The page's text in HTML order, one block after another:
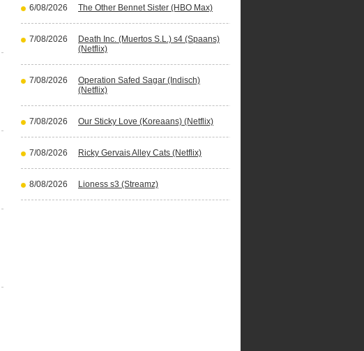
6/08/2026 The Other Bennet Sister (HBO Max)
7/08/2026
Death Inc. (Muertos S.L.) s4 (Spaans)
(Netflix)
7/08/2026
Operation Safed Sagar (Indisch)
(Netflix)
7/08/2026 Our Sticky Love (Koreaans) (Netflix)
7/08/2026 Ricky Gervais Alley Cats (Netflix)
8/08/2026 Lioness s3 (Streamz)